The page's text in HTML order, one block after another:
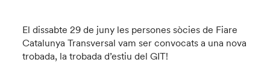
El dissabte 29 de juny les persones sòcies de Fiare
Catalunya Transversal vam ser convocats a una nova
trobada, la trobada d’estiu del GIT!